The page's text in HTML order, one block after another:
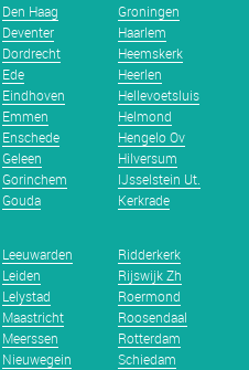
Den Haag
Deventer
Dordrecht
Ede
Eindhoven
Emmen
Enschede
Geleen
Gorinchem
Gouda
Groningen
Haarlem
Heemskerk
Heerlen
Hellevoetsluis
Helmond
Hengelo Ov
Hilversum
IJsselstein Ut.
Kerkrade
Leeuwarden
Leiden
Lelystad
Maastricht
Meerssen
Nieuwegein
Ridderkerk
Rijswijk Zh
Roermond
Roosendaal
Rotterdam
Schiedam